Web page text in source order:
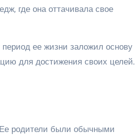
где она оттачивала свое
ее жизни заложил основу
для достижения своих целей.
родители были обычными